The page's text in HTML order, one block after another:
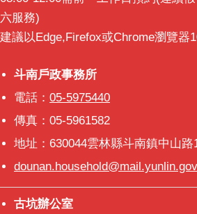
六服務)
建議以Edge,Firefox或Chrome瀏覽器
斗南戶政事務所
斗南戶政事務所
電話： 05-5975440
傳真：05-5961582
地址：630044雲林縣斗南鎮中山路
古坑辦公室
古坑辦公室